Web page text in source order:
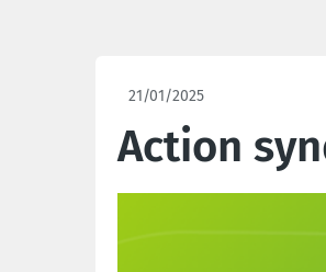
21/01/2025
Action